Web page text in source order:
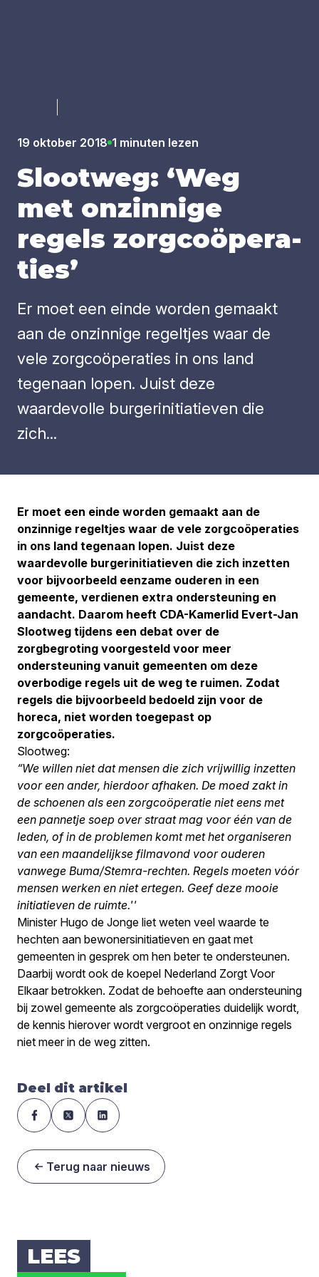
19 oktober 2018 1 minuten lezen
Sloot­weg: ‘Weg
met onzin­ni­ge
regels zorg­co­ö­pe­ra­
ties’
Er moet een einde worden gemaakt
aan de onzinnige regeltjes waar de
vele zorgcoöperaties in ons land
tegenaan lopen. Juist deze
waardevolle burgerinitiatieven die
zich...
Er moet een einde worden gemaakt aan de
onzinnige regeltjes waar de vele zorgcoöperaties
in ons land tegenaan lopen. Juist deze
waardevolle burgerinitiatieven die zich inzetten
voor bijvoorbeeld eenzame ouderen in een
gemeente, verdienen extra ondersteuning en
aandacht. Daarom heeft CDA-Kamerlid Evert-Jan
Slootweg tijdens een debat over de
zorgbegroting voorgesteld voor meer
ondersteuning vanuit gemeenten om deze
overbodige regels uit de weg te ruimen. Zodat
regels die bijvoorbeeld bedoeld zijn voor de
horeca, niet worden toegepast op
zorgcoöperaties.
Slootweg:
“We willen niet dat mensen die zich vrijwillig inzetten
voor een ander, hierdoor afhaken. De moed zakt in
de schoenen als een zorgcoöperatie niet eens met
een pannetje soep over straat mag voor één van de
leden, of in de problemen komt met het organiseren
van een maandelijkse filmavond voor ouderen
vanwege Buma/Stemra-rechten. Regels moeten vóór
mensen werken en niet ertegen. Geef deze mooie
initiatieven de ruimte.''
Minister Hugo de Jonge liet weten veel waarde te
hechten aan bewonersinitiatieven en gaat met
gemeenten in gesprek om hen beter te ondersteunen.
Daarbij wordt ook de koepel Nederland Zorgt Voor
Elkaar betrokken. Zodat de behoefte aan ondersteuning
bij zowel gemeente als zorgcoöperaties duidelijk wordt,
de kennis hierover wordt vergroot en onzinnige regels
niet meer in de weg zitten.
Deel dit artikel
Terug naar nieuws
LEES